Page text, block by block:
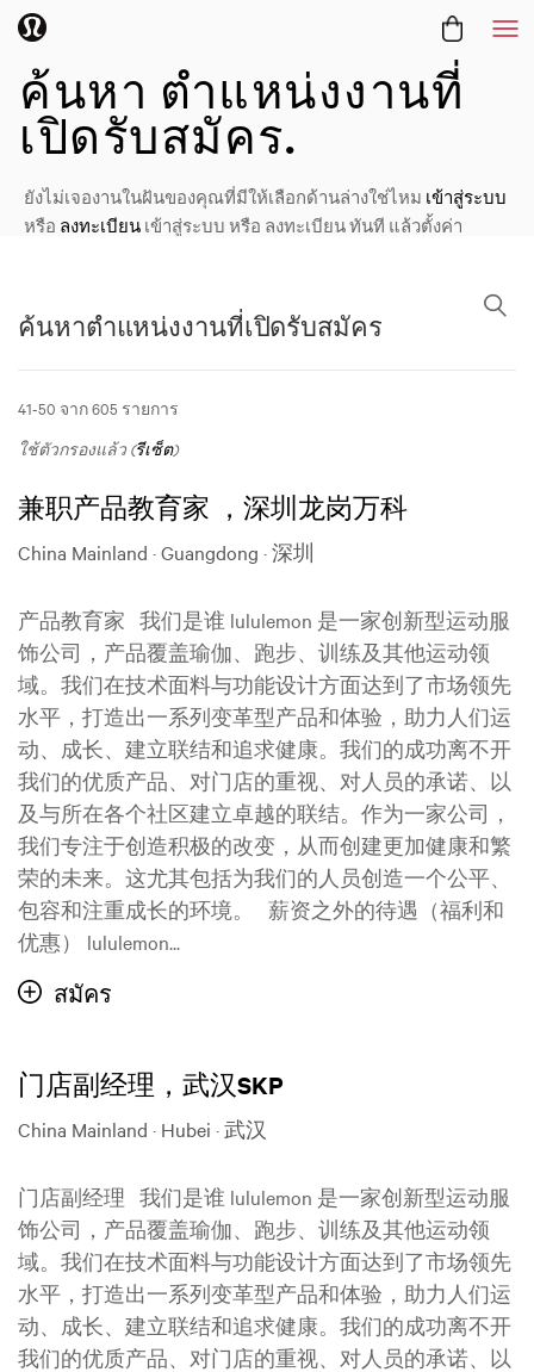
ตำแหน่งงาน
ค้นหา ตำแหน่งงานที่
เปิดรับสมัคร.
ยังไม่เจองานในฝันของคุณที่มีให้เลือกด้านล่างใช่ไหม เข้าสู่ระบบ
หรือ ลงทะเบียน เข้าสู่ระบบ หรือ ลงทะเบียน ทันที แล้วตั้งค่า
ค้นหาตำแหน่งงานที่เปิดรับสมัคร
41-50 จาก 605 รายการ
ใช้ตัวกรองแล้ว (รีเซ็ต)
兼职产品教育家 ，深圳龙岗万科
China Mainland · Guangdong · 深圳
产品教育家 我们是谁 lululemon 是一家创新型运动服
饰公司，产品覆盖瑜伽、跑步、训练及其他运动领
域。我们在技术面料与功能设计方面达到了市场领先
水平，打造出一系列变革型产品和体验，助力人们运
动、成长、建立联结和追求健康。我们的成功离不开
我们的优质产品、对门店的重视、对人员的承诺、以
及与所在各个社区建立卓越的联结。作为一家公司，
我们专注于创造积极的改变，从而创建更加健康和繁
荣的未来。这尤其包括为我们的人员创造一个公平、
包容和注重成长的环境。 薪资之外的待遇（福利和
优惠） lululemon...
สมัคร
门店副经理，武汉SKP
China Mainland · Hubei · 武汉
门店副经理 我们是谁 lululemon 是一家创新型运动服
饰公司，产品覆盖瑜伽、跑步、训练及其他运动领
域。我们在技术面料与功能设计方面达到了市场领先
水平，打造出一系列变革型产品和体验，助力人们运
动、成长、建立联结和追求健康。我们的成功离不开
我们的优质产品、对门店的重视、对人员的承诺、以